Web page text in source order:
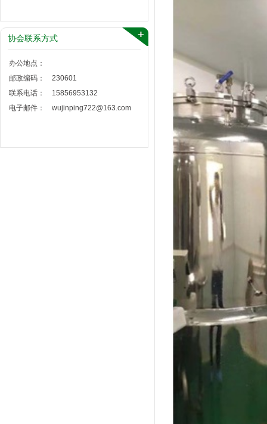
协会联系方式
办公地点：
邮政编码：
230601
联系电话：
15856953132
电子邮件：
wujinping722@163.com